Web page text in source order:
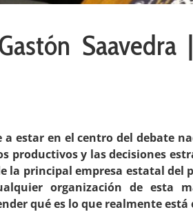
a estar en el centro del debate
productivos y las decisiones
la principal empresa estatal del
organización de esta
qué es lo que realmente está